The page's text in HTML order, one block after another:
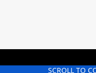
SCROLL TO